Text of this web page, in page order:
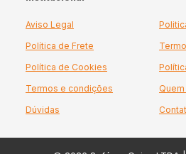
Aviso Legal
Política de Frete
Política de Cookies
Termos e condições
Dúvidas